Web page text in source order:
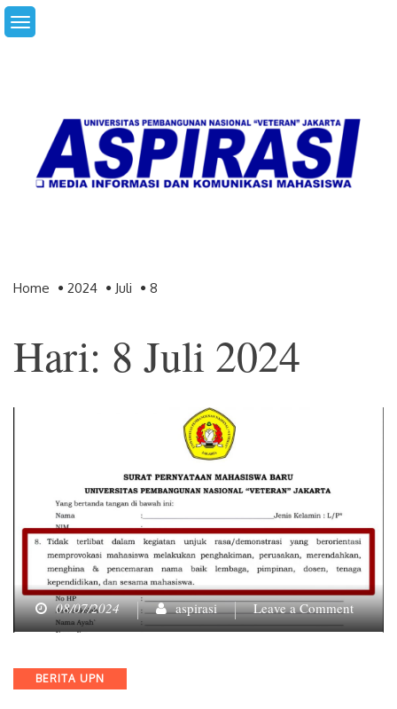
Skip
to
Home 2024 Juli 8
Hari: 8 Juli 2024
08/07/2024 aspirasi Leave a Commenton
UPNVJ
Categories
BERITA UPN